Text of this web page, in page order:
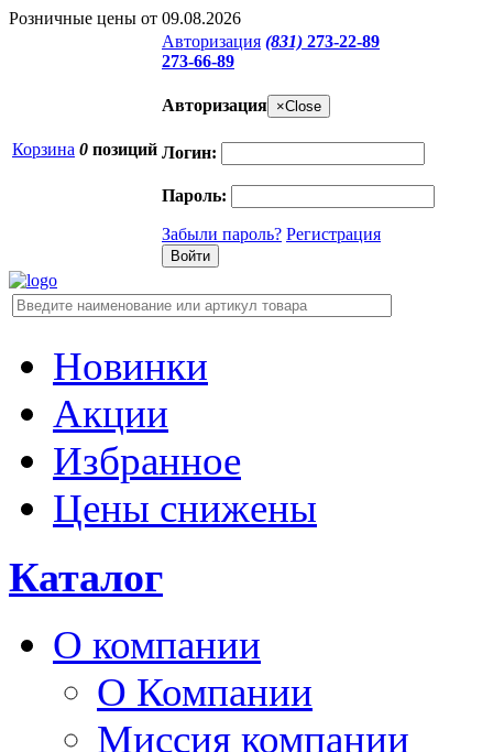
Розничные цены от 09.08.2026
Корзина 0 позиций
Авторизация (831) 273-22-89
273-66-89
Авторизация ×Close
Логин:
Пароль:
Забыли пароль? Регистрация
Новинки
Акции
Избранное
Цены снижены
Каталог
О компании
О Компании
Миссия компании